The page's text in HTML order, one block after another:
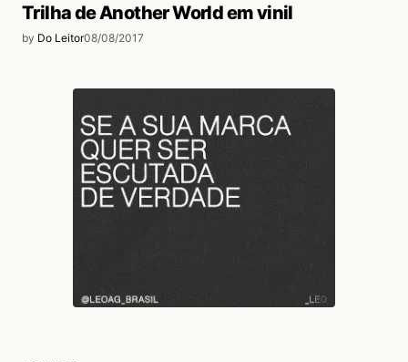
Trilha de Another World em vinil
by Do Leitor08/08/2017